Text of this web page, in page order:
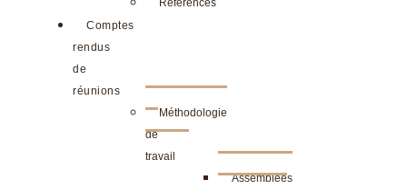
Références
Comptes
rendus
de
réunions
Méthodologie
de
travail
Assemblées